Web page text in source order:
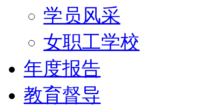
学员风采
女职工学校
年度报告
教育督导